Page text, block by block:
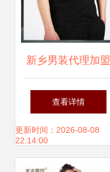
新乡男装代理加盟
指南 河南地区如何
选择有保障的男装
招商公司
查看详情
更新时间：2026-08-08
22:14:00